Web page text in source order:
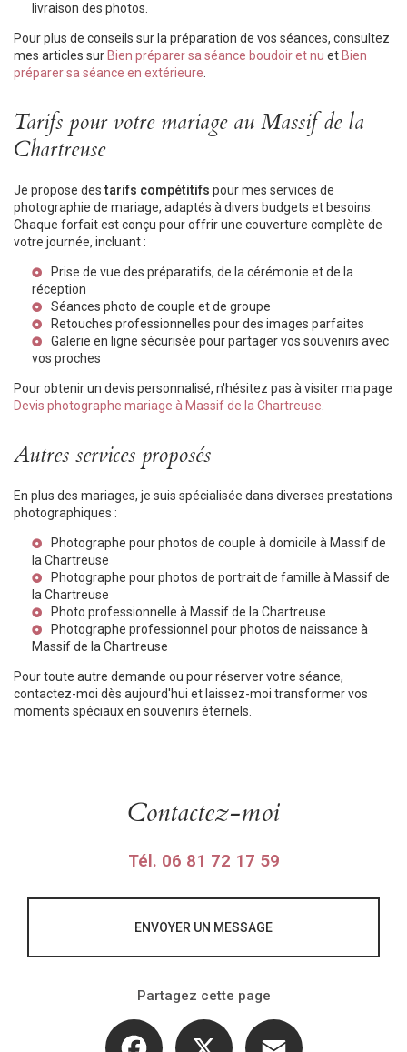
livraison des photos.
Pour plus de conseils sur la préparation de vos séances, consultez
mes articles sur Bien préparer sa séance boudoir et nu et Bien
préparer sa séance en extérieure
Tarifs pour votre mariage au Massif de la
Chartreuse
Je propose destarifs compétitifs pour mes services de
photographie de mariage, adaptés à divers budgets et besoins.
Chaque forfait est conçu pour offrir une couverture complète de
votre journée, incluant :
Prise de vue des préparatifs, de la cérémonie et de la
réception
Séances photo de couple et de groupe
Retouches professionnelles pour des images parfaites
Galerie en ligne sécurisée pour partager vos souvenirs avec
vos proches
Pour obtenir un devis personnalisé, n'hésitez pas à visiter ma page
Devis photographe mariage à Massif de la Chartreuse
Autres services proposés
En plus des mariages, je suis spécialisée dans diverses prestations
photographiques :
Photographe pour photos de couple à domicile à Massif de
la Chartreuse
Photographe pour photos de portrait de famille à Massif de
la Chartreuse
Photo professionnelle à Massif de la Chartreuse
Photographe professionnel pour photos de naissance à
Massif de la Chartreuse
Pour toute autre demande ou pour réserver votre séance,
contactez-moi dès aujourd'hui et laissez-moi transformer vos
moments spéciaux en souvenirs éternels.
Contactez-moi
Tél. 06 81 72 17 59
ENVOYER UN MESSAGE
Partagez cette page
Facebook